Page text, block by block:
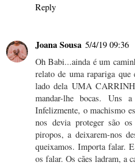
Reply
Joana Sousa 5/4/19 09:36
Oh Babi...ainda é um
relato de uma rapariga que
lado dela UMA
mandar-lhe bocas. Uns
Infelizmente, o machismo
nos devia proteger são
piropos, a deixarem-nos
queixamos. Importa falar.
os falar. Os cães ladram, a